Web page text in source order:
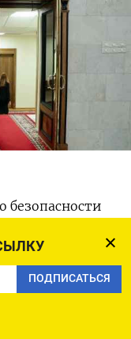
ПОДПИСАТЬСЯ
безопасности
Кодекса о
новыми
Как
на текст